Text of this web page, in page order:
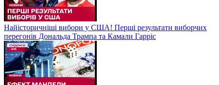
Найісторичніші вибори у США! Перші результати виборчих
перегонів Дональда Трампа та Камали Гарріс